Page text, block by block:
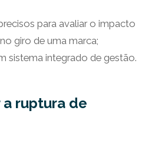
para avaliar o impacto
giro de uma marca;
sistema integrado de gestão.
ruptura de